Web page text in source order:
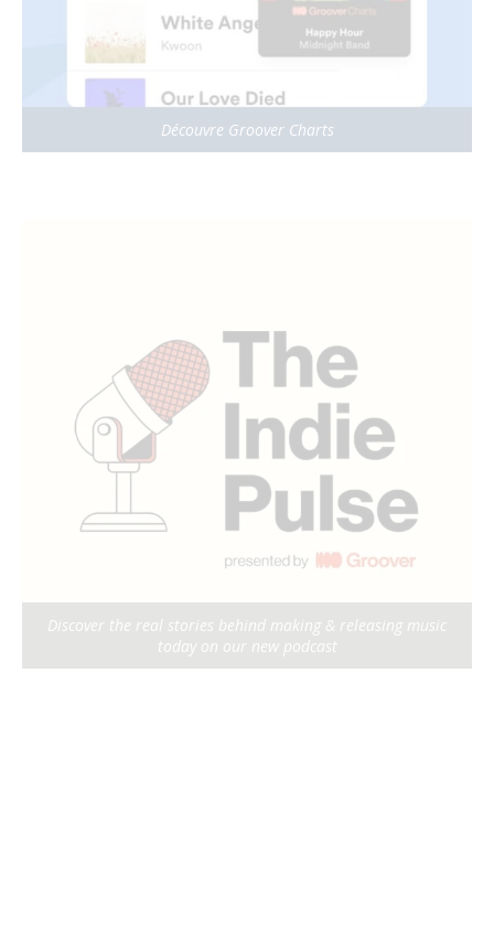
Découvre Groover Charts
Discover the real stories behind making & releasing music
today on our new podcast